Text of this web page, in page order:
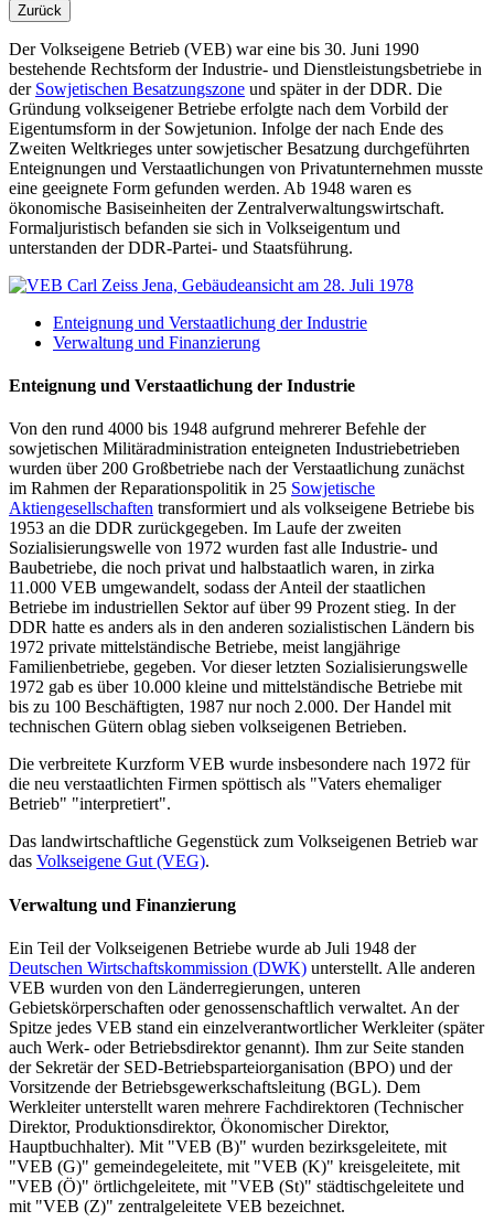
Zurück
Der Volkseigene Betrieb (VEB) war eine bis 30. Juni 1990
bestehende Rechtsform der Industrie- und Dienstleistungsbetriebe in
der Sowjetischen Besatzungszone und später in der DDR. Die
Gründung volkseigener Betriebe erfolgte nach dem Vorbild der
Eigentumsform in der Sowjetunion. Infolge der nach Ende des
Zweiten Weltkrieges unter sowjetischer Besatzung durchgeführten
Enteignungen und Verstaatlichungen von Privatunternehmen musste
eine geeignete Form gefunden werden. Ab 1948 waren es
ökonomische Basiseinheiten der Zentralverwaltungswirtschaft.
Formaljuristisch befanden sie sich in Volkseigentum und
unterstanden der DDR-Partei- und Staatsführung.
Enteignung und Verstaatlichung der Industrie
Verwaltung und Finanzierung
Enteignung und Verstaatlichung der Industrie
Von den rund 4000 bis 1948 aufgrund mehrerer Befehle der
sowjetischen Militäradministration enteigneten Industriebetrieben
wurden über 200 Großbetriebe nach der Verstaatlichung zunächst
im Rahmen der Reparationspolitik in 25 Sowjetische
Aktiengesellschaften transformiert und als volkseigene Betriebe bis
1953 an die DDR zurückgegeben. Im Laufe der zweiten
Sozialisierungswelle von 1972 wurden fast alle Industrie- und
Baubetriebe, die noch privat und halbstaatlich waren, in zirka
11.000 VEB umgewandelt, sodass der Anteil der staatlichen
Betriebe im industriellen Sektor auf über 99 Prozent stieg. In der
DDR hatte es anders als in den anderen sozialistischen Ländern bis
1972 private mittelständische Betriebe, meist langjährige
Familienbetriebe, gegeben. Vor dieser letzten Sozialisierungswelle
1972 gab es über 10.000 kleine und mittelständische Betriebe mit
bis zu 100 Beschäftigten, 1987 nur noch 2.000. Der Handel mit
technischen Gütern oblag sieben volkseigenen Betrieben.
Die verbreitete Kurzform VEB wurde insbesondere nach 1972 für
die neu verstaatlichten Firmen spöttisch als "Vaters ehemaliger
Betrieb" "interpretiert".
Das landwirtschaftliche Gegenstück zum Volkseigenen Betrieb war
das Volkseigene Gut (VEG).
Verwaltung und Finanzierung
Ein Teil der Volkseigenen Betriebe wurde ab Juli 1948 der
Deutschen Wirtschaftskommission (DWK) unterstellt. Alle anderen
VEB wurden von den Länderregierungen, unteren
Gebietskörperschaften oder genossenschaftlich verwaltet. An der
Spitze jedes VEB stand ein einzelverantwortlicher Werkleiter (später
auch Werk- oder Betriebsdirektor genannt). Ihm zur Seite standen
der Sekretär der SED-Betriebsparteiorganisation (BPO) und der
Vorsitzende der Betriebsgewerkschaftsleitung (BGL). Dem
Werkleiter unterstellt waren mehrere Fachdirektoren (Technischer
Direktor, Produktionsdirektor, Ökonomischer Direktor,
Hauptbuchhalter). Mit "VEB (B)" wurden bezirksgeleitete, mit
"VEB (G)" gemeindegeleitete, mit "VEB (K)" kreisgeleitete, mit
"VEB (Ö)" örtlichgeleitete, mit "VEB (St)" städtischgeleitete und
mit "VEB (Z)" zentralgeleitete VEB bezeichnet.